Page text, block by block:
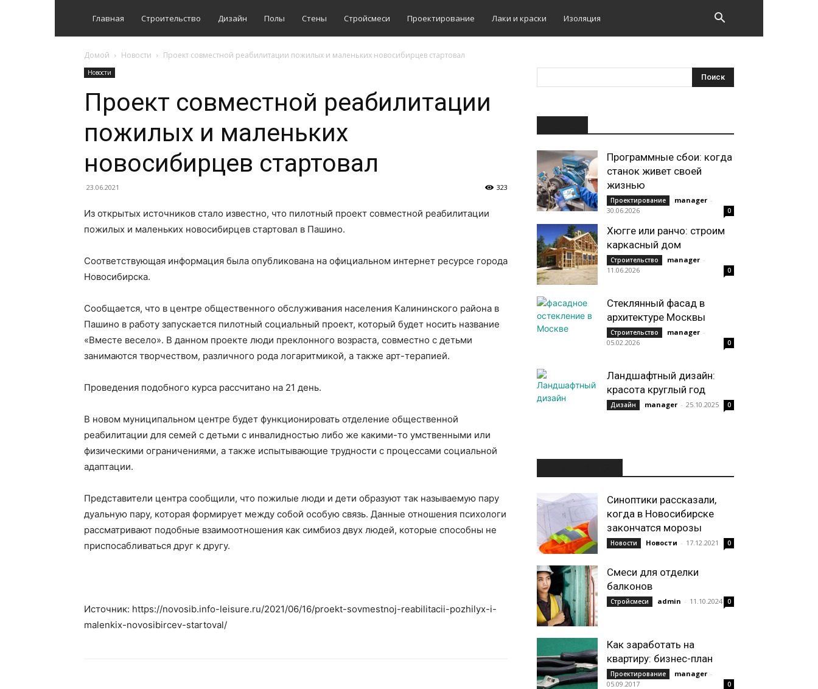
Главная Строительство Дизайн Полы Стены Стройсмеси Проектирование Лаки и краски Изоляция
Домой Новости Проект совместной реабилитации пожилых и маленьких новосибирцев стартовал
Новости
Проект совместной реабилитации
пожилых и маленьких
новосибирцев стартовал
23.06.2021 323
Из открытых источников стало известно, что пилотный проект совместной реабилитации
пожилых и маленьких новосибирцев стартовал в Пашино.
Соответствующая информация была опубликована на официальном интернет ресурсе города
Новосибирска.
Сообщается, что в центре общественного обслуживания населения Калининского района в
Пашино в работу запускается пилотный социальный проект, который будет носить название
«Вместе весело». В данном проекте люди преклонного возраста, совместно с детьми
занимаются творчеством, различного рода логаритмикой, а также арт-терапией.
Проведения подобного курса рассчитано на 21 день.
В новом муниципальном центре будет функционировать отделение общественной
реабилитации для семей с детьми с инвалидностью либо же какими-то умственными или
физическими ограничениями, а также испытывающие трудности с процессами социальной
адаптации.
Представители центра сообщили, что пожилые люди и дети образуют так называемую пару
дуальную пару, которая формирует между собой особую связь. Данные отношения психологи
рассматривают подобные взаимоотношения как симбиоз двух людей, которые способны не
приспосабливаться друг к другу.
Источник: https://novosib.info-leisure.ru/2021/06/16/proekt-sovmestnoj-reabilitacii-pozhilyx-i-
malenkix-novosibircev-startoval/
Программные сбои: когда
станок живет своей
жизнью
Проектирование manager -
30.06.2026
0
Хюгге или ранчо: строим
каркасный дом
Строительство manager -
11.06.2026
0
Стеклянный фасад в
архитектуре Москвы
Строительство manager -
05.02.2026
0
Ландшафтный дизайн:
красота круглый год
Дизайн manager - 25.10.2025 0
Синоптики рассказали,
когда в Новосибирске
закончатся морозы
Новости Новости - 17.12.2021 0
Смеси для отделки
балконов
Стройсмеси admin - 11.10.2024 0
Как заработать на
квартиру: бизнес-план
Проектирование manager -
05.09.2017
0